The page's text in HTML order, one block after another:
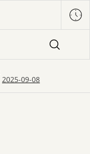
2025-09-08